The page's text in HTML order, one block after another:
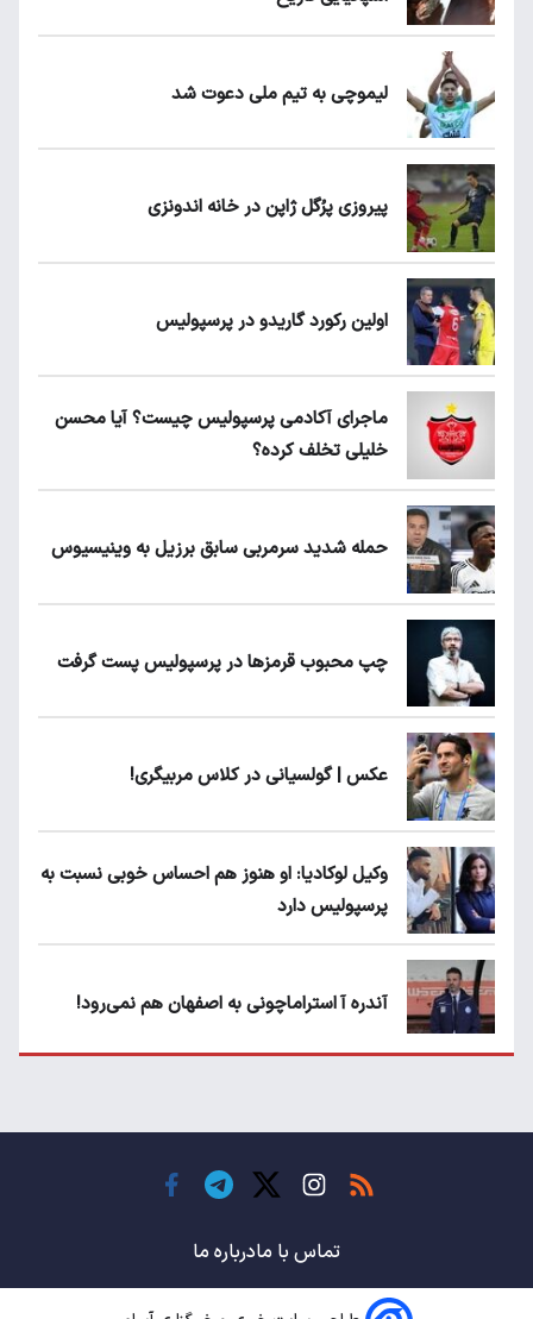
لیموچی به تیم ملی دعوت شد
پیروزی پرُگل ژاپن در خانه اندونزی
اولین رکورد گاریدو در پرسپولیس
ماجرای آکادمی پرسپولیس چیست؟ آیا محسن
خلیلی تخلف کرده؟
حمله شدید سرمربی سابق برزیل به وینیسیوس
چپ محبوب قرمزها در پرسپولیس پست گرفت
عکس | گولسیانی در کلاس مربیگری!
وکیل لوکادیا: او هنوز هم احساس خوبی نسبت به
پرسپولیس دارد
آندره آ استراماچونی به اصفهان هم نمی‌رود!
حسن روی هوا!
باشگاه های جهان
تماس با مادرباره ما